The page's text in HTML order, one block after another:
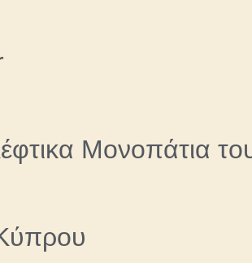
Μονοπάτια